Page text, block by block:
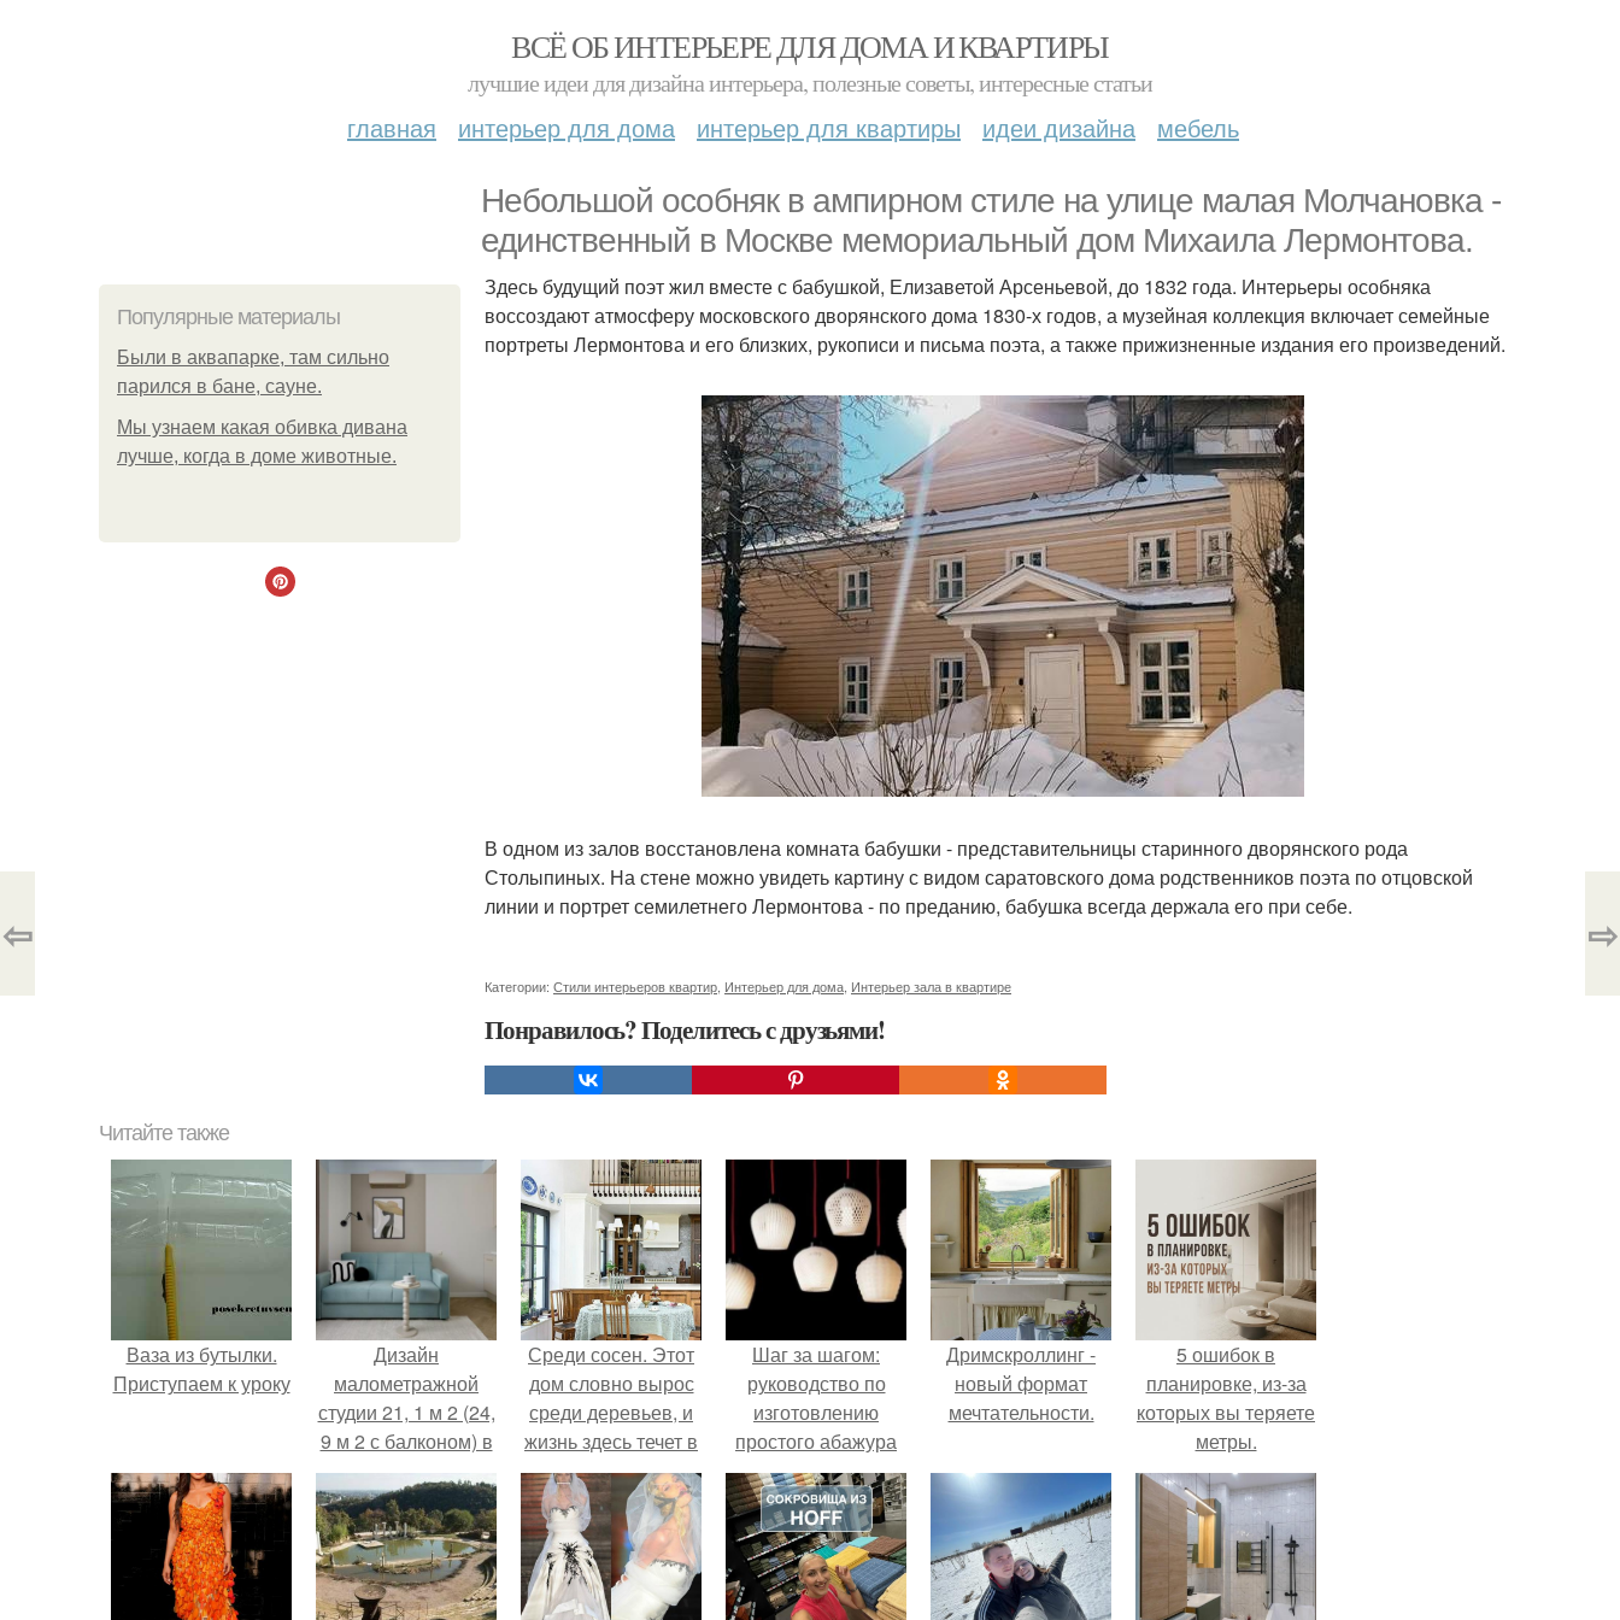
ВСЁ ОБ ИНТЕРЬЕРЕ ДЛЯ ДОМА И КВАРТИРЫ
лучшие идеи для дизайна интерьера, полезные советы, интересные статьи
главная интерьер для дома интерьер для квартиры идеи дизайна мебель
Небольшой особняк в ампирном стиле на улице малая Молчановка -
единственный в Москве мемориальный дом Михаила Лермонтова.
Популярные материалы
Были в аквапарке, там сильно
парился в бане, сауне.
Мы узнаем какая обивка дивана
лучше, когда в доме животные.
Здесь будущий поэт жил вместе с бабушкой, Елизаветой Арсеньевой, до 1832 года. Интерьеры особняка
воссоздают атмосферу московского дворянского дома 1830-х годов, а музейная коллекция включает семейные
портреты Лермонтова и его близких, рукописи и письма поэта, а также прижизненные издания его произведений.
В одном из залов восстановлена комната бабушки - представительницы старинного дворянского рода
Столыпиных. На стене можно увидеть картину с видом саратовского дома родственников поэта по отцовской
линии и портрет семилетнего Лермонтова - по преданию, бабушка всегда держала его при себе.
Категории: Стили интерьеров квартир Интерьер для дома Интерьер зала в квартире
Понравилось? Поделитесь с друзьями!
⇦ ⇨
Читайте также
Ваза из бутылки.
Приступаем к уроку
Дизайн
малометражной
студии 21, 1 м 2 (24,
9 м 2 с балконом) в
Краснодаре.
Среди сосен. Этот
дом словно вырос
среди деревьев, и
жизнь здесь течет в
собственном ритме
- спокойно, без
спешки и лишнего
шума.
Шаг за шагом:
руководство по
изготовлению
простого абажура
для торшера
Дримскроллинг -
новый формат
мечтательности.
5 ошибок в
планировке, из-за
которых вы теряете
метры.